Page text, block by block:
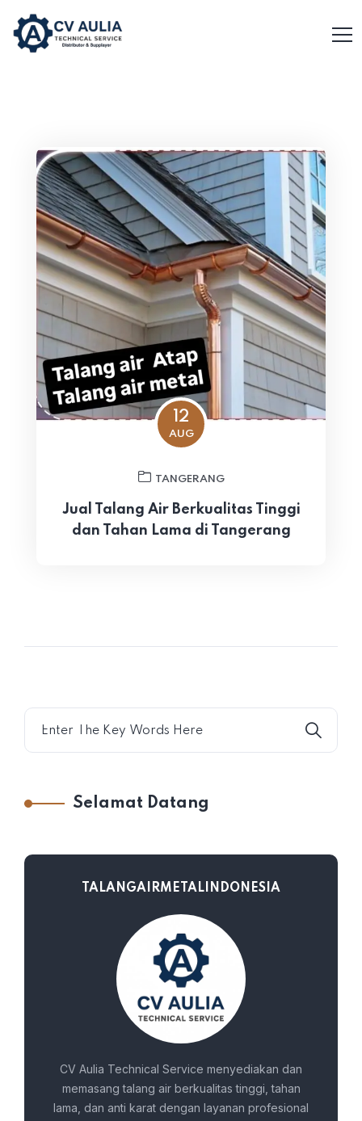
12
AUG
TANGERANG
Jual Talang Air Berkualitas Tinggi
dan Tahan Lama di Tangerang
Selamat Datang
TALANGAIRMETALINDONESIA
CV Aulia Technical Service menyediakan dan
memasang talang air berkualitas tinggi, tahan
lama, dan anti karat dengan layanan profesional